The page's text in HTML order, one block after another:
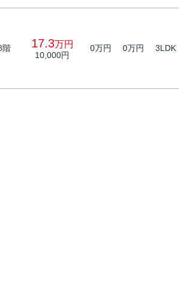
階 17.3万円
10,000円
0万円 0万円 3LDK